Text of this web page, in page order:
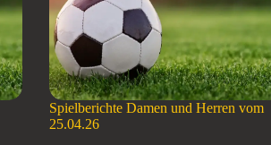
Spielberichte Damen und Herren vom
25.04.26